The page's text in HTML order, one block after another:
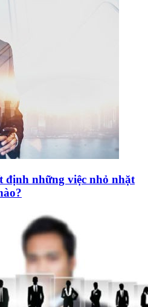
định những việc nhỏ nhặt